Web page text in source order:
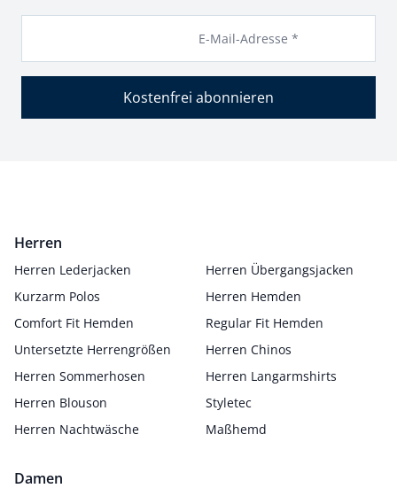
E-Mail-Adresse *
Kostenfrei abonnieren
Herren
Herren Lederjacken
Herren Übergangsjacken
Kurzarm Polos
Herren Hemden
Comfort Fit Hemden
Regular Fit Hemden
Untersetzte Herrengrößen
Herren Chinos
Herren Sommerhosen
Herren Langarmshirts
Herren Blouson
Styletec
Herren Nachtwäsche
Maßhemd
Damen